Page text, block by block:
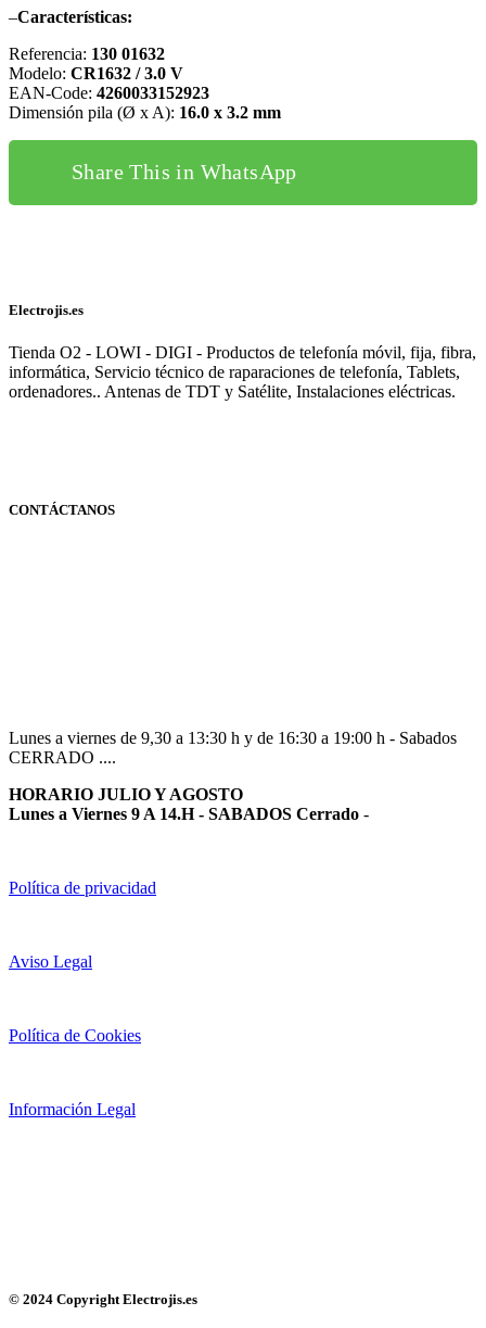
–Características:
Referencia: 130 01632
Modelo: CR1632 / 3.0 V
EAN-Code: 4260033152923
Dimensión pila (Ø x A): 16.0 x 3.2 mm
Share This in WhatsApp
Electrojis.es
Tienda O2 - LOWI - DIGI - Productos de telefonía móvil, fija, fibra,
informática, Servicio técnico de raparaciones de telefonía, Tablets,
ordenadores.. Antenas de TDT y Satélite, Instalaciones eléctricas.
CONTÁCTANOS
Lunes a viernes de 9,30 a 13:30 h y de 16:30 a 19:00 h - Sabados
CERRADO ....
HORARIO JULIO Y AGOSTO
Lunes a Viernes 9 A 14.H - SABADOS Cerrado -
Política de privacidad
Aviso Legal
Política de Cookies
Información Legal
© 2024 Copyright Electrojis.es